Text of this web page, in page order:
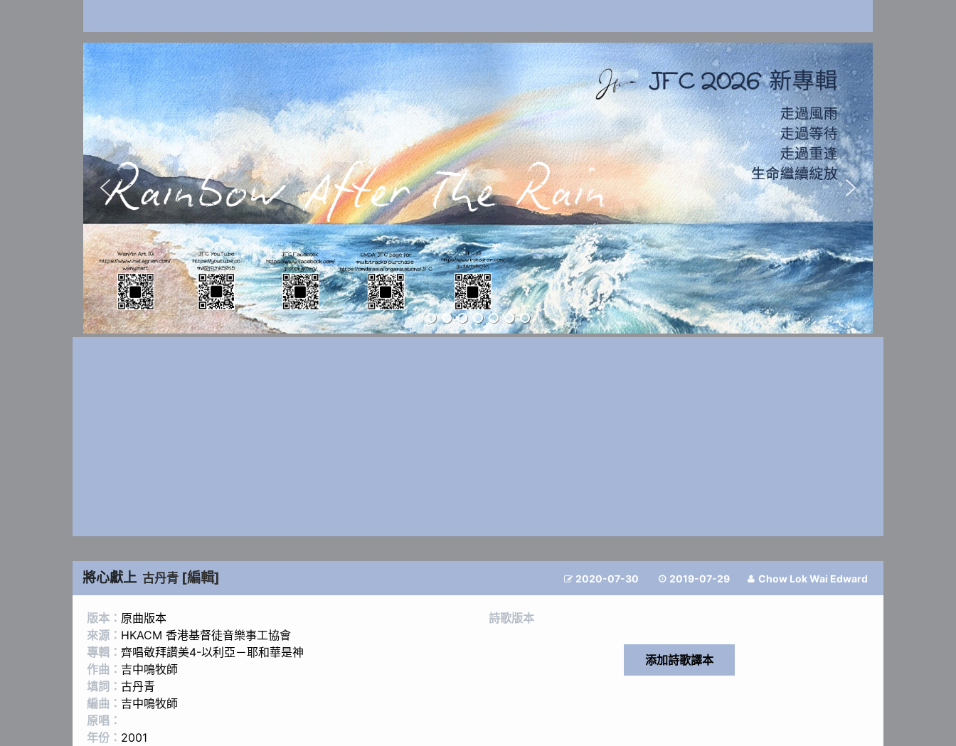
將心獻上 古丹青 [編輯]  2020-07-30  2019-07-29  Chow Lok Wai Edward
版本： 原曲版本
來源： HKACM 香港基督徒音樂事工協會
專輯： 齊唱敬拜讚美4-以利亞－耶和華是神
作曲： 吉中鳴牧師
填詞： 古丹青
編曲： 吉中鳴牧師
原唱：
年份： 2001
詩歌版本